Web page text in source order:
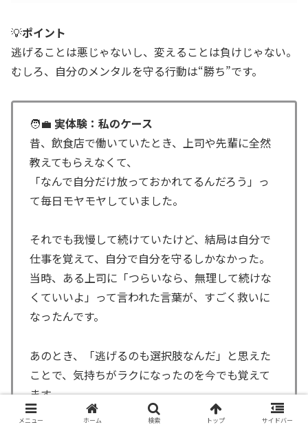
💡ポイント
逃げることは悪じゃないし、変えることは負けじゃない。
むしろ、自分のメンタルを守る行動は“勝ち”です。
🧑‍💼 実体験：私のケース
昔、飲食店で働いていたとき、上司や先輩に全然
教えてもらえなくて、
「なんで自分だけ放っておかれてるんだろう」っ
て毎日モヤモヤしていました。
それでも我慢して続けていたけど、結局は自分で
仕事を覚えて、自分で自分を守るしかなかった。
当時、ある上司に「つらいなら、無理して続けな
くていいよ」って言われた言葉が、すごく救いに
なったんです。
あのとき、「逃げるのも選択肢なんだ」と思えた
ことで、気持ちがラクになったのを今でも覚えて
ます。
メニュー ホーム 検索 トップ サイドバー